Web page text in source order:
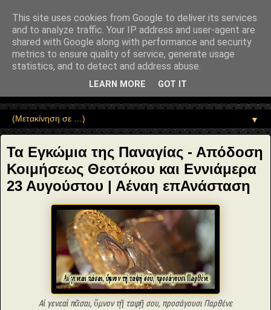
"potentialAction": { "@type": "ReadAction", "target":
"https://www.sophia-ntrekou.gr/2017/08/egwmia-panagias.html" } }
Αέναη επΑνάσταση
• Επιστήμη • Ψυχολογία • Λογοτεχνία • Τέχνες • Θεολογία •
Φιλοσοφία • Στοχασμοί... για τη μνήμη, τον άνθρωπο και το
▼
Τα Εγκώμια της Παναγίας - Απόδοση
Κοιμήσεως Θεοτόκου και Εννιάμερα
23 Αυγούστου | Αέναη επΑνάσταση
Αἱ γενεαὶ πᾶσαι, ὕμνον τῇ ταφῇ σου, προσάγουσι Παρθένε
This site uses cookies from Google to deliver its services
and to analyze traffic. Your IP address and user-agent are
shared with Google along with performance and security
metrics to ensure quality of service, generate usage
statistics, and to detect and address abuse.
LEARN MORE GOT IT